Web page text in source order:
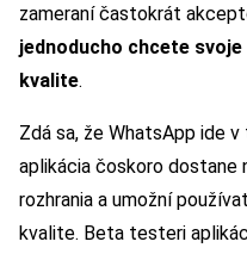
zameraní častokrát
jednoducho chcete
kvalite.
Zdá sa, že WhatsApp ide
aplikácia čoskoro dostane
rozhrania a umožní
kvalite. Beta testeri